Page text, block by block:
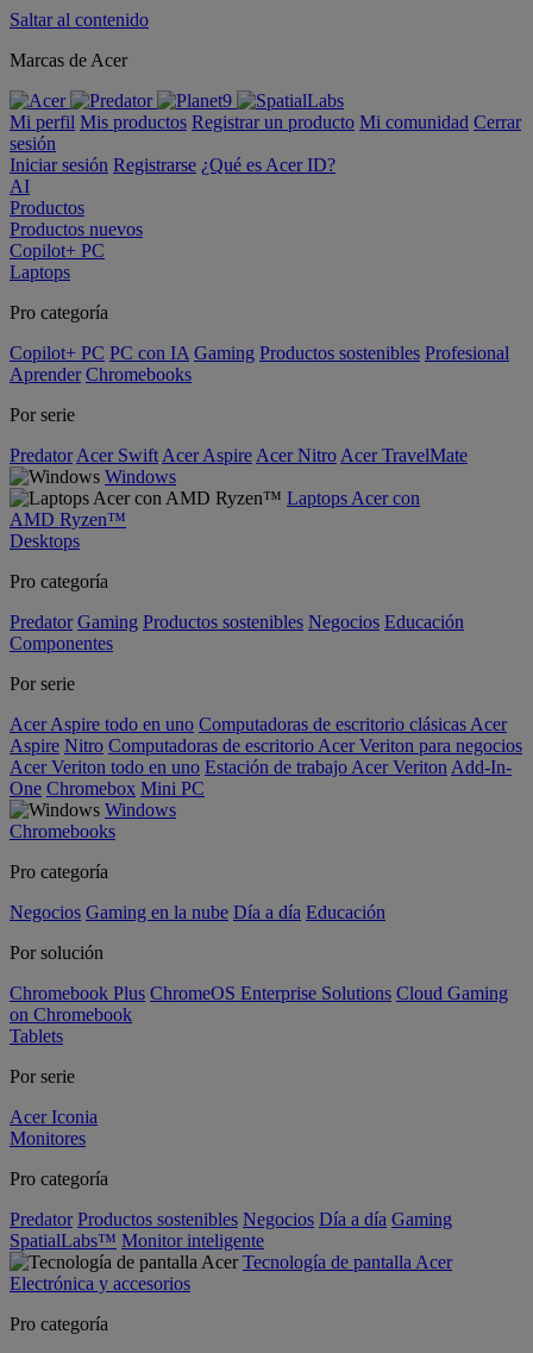
Saltar al contenido
Marcas de Acer
Mi perfil Mis productos Registrar un producto Mi comunidad Cerrar
sesión
Iniciar sesión Registrarse ¿Qué es Acer ID?
AI
Productos
Productos nuevos
Copilot+ PC
Laptops
Pro categoría
Copilot+ PC PC con IA Gaming Productos sostenibles Profesional
Aprender Chromebooks
Por serie
Predator Acer Swift Acer Aspire Acer Nitro Acer TravelMate
Windows
Laptops Acer con
AMD Ryzen™
Desktops
Pro categoría
Predator Gaming Productos sostenibles Negocios Educación
Componentes
Por serie
Acer Aspire todo en uno Computadoras de escritorio clásicas Acer
Aspire Nitro Computadoras de escritorio Acer Veriton para negocios
Acer Veriton todo en uno Estación de trabajo Acer Veriton Add-In-
One Chromebox Mini PC
Windows
Chromebooks
Pro categoría
Negocios Gaming en la nube Día a día Educación
Por solución
Chromebook Plus ChromeOS Enterprise Solutions Cloud Gaming
on Chromebook
Tablets
Por serie
Acer Iconia
Monitores
Pro categoría
Predator Productos sostenibles Negocios Día a día Gaming
SpatialLabs™ Monitor inteligente
Tecnología de pantalla Acer
Electrónica y accesorios
Pro categoría